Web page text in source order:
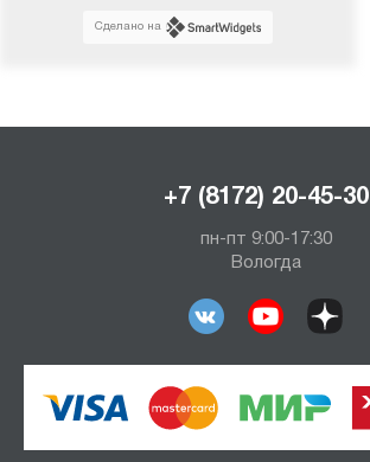
Сделано на
+7 (8172) 20-45-30
пн-пт 9:00-17:30
Вологда